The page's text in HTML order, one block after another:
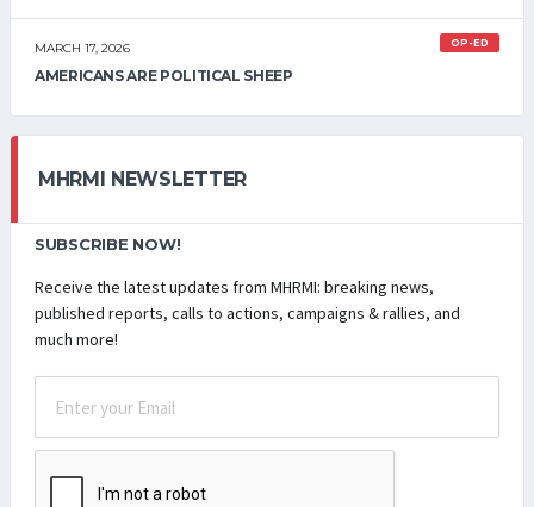
MARCH 17, 2026 OP-ED
AMERICANS ARE POLITICAL SHEEP
MHRMI NEWSLETTER
SUBSCRIBE NOW!
Receive the latest updates from MHRMI: breaking news,
published reports, calls to actions, campaigns & rallies, and
much more!